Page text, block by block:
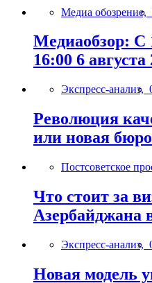
Медиа обозрение,
Медиаобзор: С
16:00 6 августа
Экспресс-анализ,
Революция
или новая
Постсоветское
Что стоит за
Азербайджана
Экспресс-анализ,
Новая модель